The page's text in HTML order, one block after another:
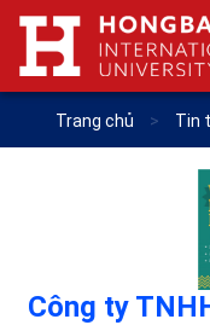
Trang chủ > Tin
Công ty